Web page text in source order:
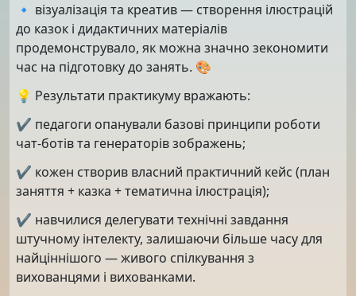
🔹 візуалізація та креатив — створення ілюстрацій
до казок і дидактичних матеріалів
продемонструвало, як можна значно зекономити
час на підготовку до занять. 🎨
💡 Результати практикуму вражають:
✔️ педагоги опанували базові принципи роботи
чат-ботів та генераторів зображень;
✔️ кожен створив власний практичний кейс (план
заняття + казка + тематична ілюстрація);
✔️ навчилися делегувати технічні завдання
штучному інтелекту, залишаючи більше часу для
найціннішого — живого спілкування з
вихованцями і вихованками.